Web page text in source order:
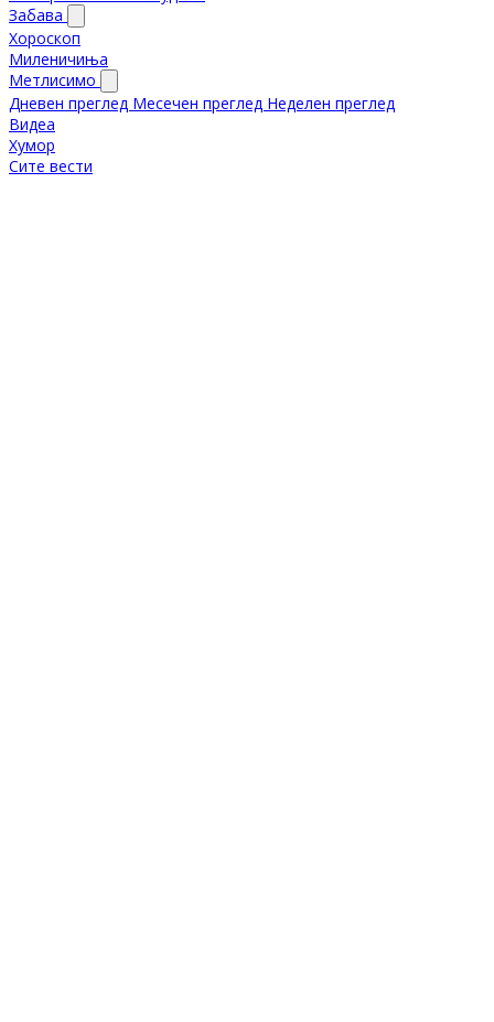
Забава
Хороскоп
Миленичиња
Метлисимо
Дневен преглед Месечен преглед Неделен преглед
Видеа
Хумор
Сите вести